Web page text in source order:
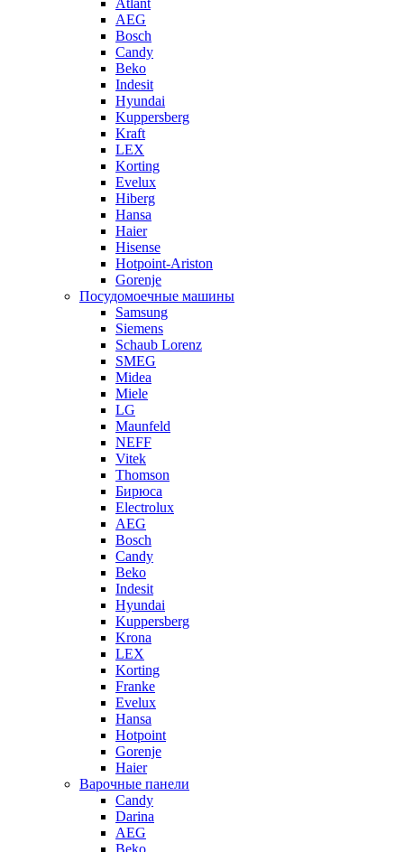
Atlant
AEG
Bosch
Candy
Beko
Indesit
Hyundai
Kuppersberg
Kraft
LEX
Korting
Evelux
Hiberg
Hansa
Haier
Hisense
Hotpoint-Ariston
Gorenje
Посудомоечные машины
Samsung
Siemens
Schaub Lorenz
SMEG
Midea
Miele
LG
Maunfeld
NEFF
Vitek
Thomson
Бирюса
Electrolux
AEG
Bosch
Candy
Beko
Indesit
Hyundai
Kuppersberg
Krona
LEX
Korting
Franke
Evelux
Hansa
Hotpoint
Gorenje
Haier
Варочные панели
Candy
Darina
AEG